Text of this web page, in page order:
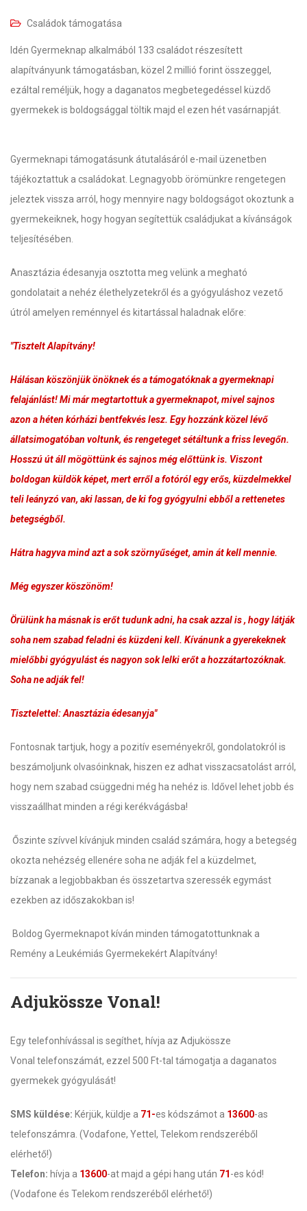
Családok támogatása
Idén Gyermeknap alkalmából 133 családot részesített
alapítványunk támogatásban, közel 2 millió forint összeggel,
ezáltal reméljük, hogy a daganatos megbetegedéssel küzdő
gyermekek is boldogsággal töltik majd el ezen hét vasárnapját.
Gyermeknapi támogatásunk átutalásáról e-mail üzenetben
tájékoztattuk a családokat. Legnagyobb örömünkre rengetegen
jeleztek vissza arról, hogy mennyire nagy boldogságot okoztunk a
gyermekeiknek, hogy hogyan segítettük családjukat a kívánságok
teljesítésében.
Anasztázia édesanyja osztotta meg velünk a megható
gondolatait a nehéz élethelyzetekről és a gyógyuláshoz vezető
útról amelyen reménnyel és kitartással haladnak előre:
"Tisztelt Alapítvány!
Hálásan köszönjük önöknek és a támogatóknak a gyermeknapi
felajánlást! Mi már megtartottuk a gyermeknapot, mivel sajnos
azon a héten kórházi bentfekvés lesz. Egy hozzánk közel lévő
állatsimogatóban voltunk, és rengeteget sétáltunk a friss levegőn.
Hosszú út áll mögöttünk és sajnos még előttünk is. Viszont
boldogan küldök képet, mert erről a fotóról egy erős, küzdelmekkel
teli leányzó van, aki lassan, de ki fog gyógyulni ebből a rettenetes
betegségből.
Hátra hagyva mind azt a sok szörnyűséget, amin át kell mennie.
Még egyszer köszönöm!
Örülünk ha másnak is erőt tudunk adni, ha csak azzal is , hogy látják
soha nem szabad feladni és küzdeni kell. Kívánunk a gyerekeknek
mielőbbi gyógyulást és nagyon sok lelki erőt a hozzátartozóknak.
Soha ne adják fel!
Tisztelettel: Anasztázia édesanyja"
Fontosnak tartjuk, hogy a pozitív eseményekről, gondolatokról is
beszámoljunk olvasóinknak, hiszen ez adhat visszacsatolást arról,
hogy nem szabad csüggedni még ha nehéz is. Idővel lehet jobb és
visszaállhat minden a régi kerékvágásba!
Őszinte szívvel kívánjuk minden család számára, hogy a betegség
okozta nehézség ellenére soha ne adják fel a küzdelmet,
bízzanak a legjobbakban és összetartva szeressék egymást
ezekben az időszakokban is!
Boldog Gyermeknapot kíván minden támogatottunknak a
Remény a Leukémiás Gyermekekért Alapítvány!
Adjukössze Vonal!
Egy telefonhívással is segíthet, hívja az Adjukössze
Vonal telefonszámát, ezzel 500 Ft-tal támogatja a daganatos
gyermekek gyógyulását!
SMS küldése: Kérjük, küldje a 71-es kódszámot a 13600-as
telefonszámra. (Vodafone, Yettel, Telekom rendszeréből
elérhető!)
Telefon: hívja a 13600-at majd a gépi hang után 71-es kód!
(Vodafone és Telekom rendszeréből elérhető!)